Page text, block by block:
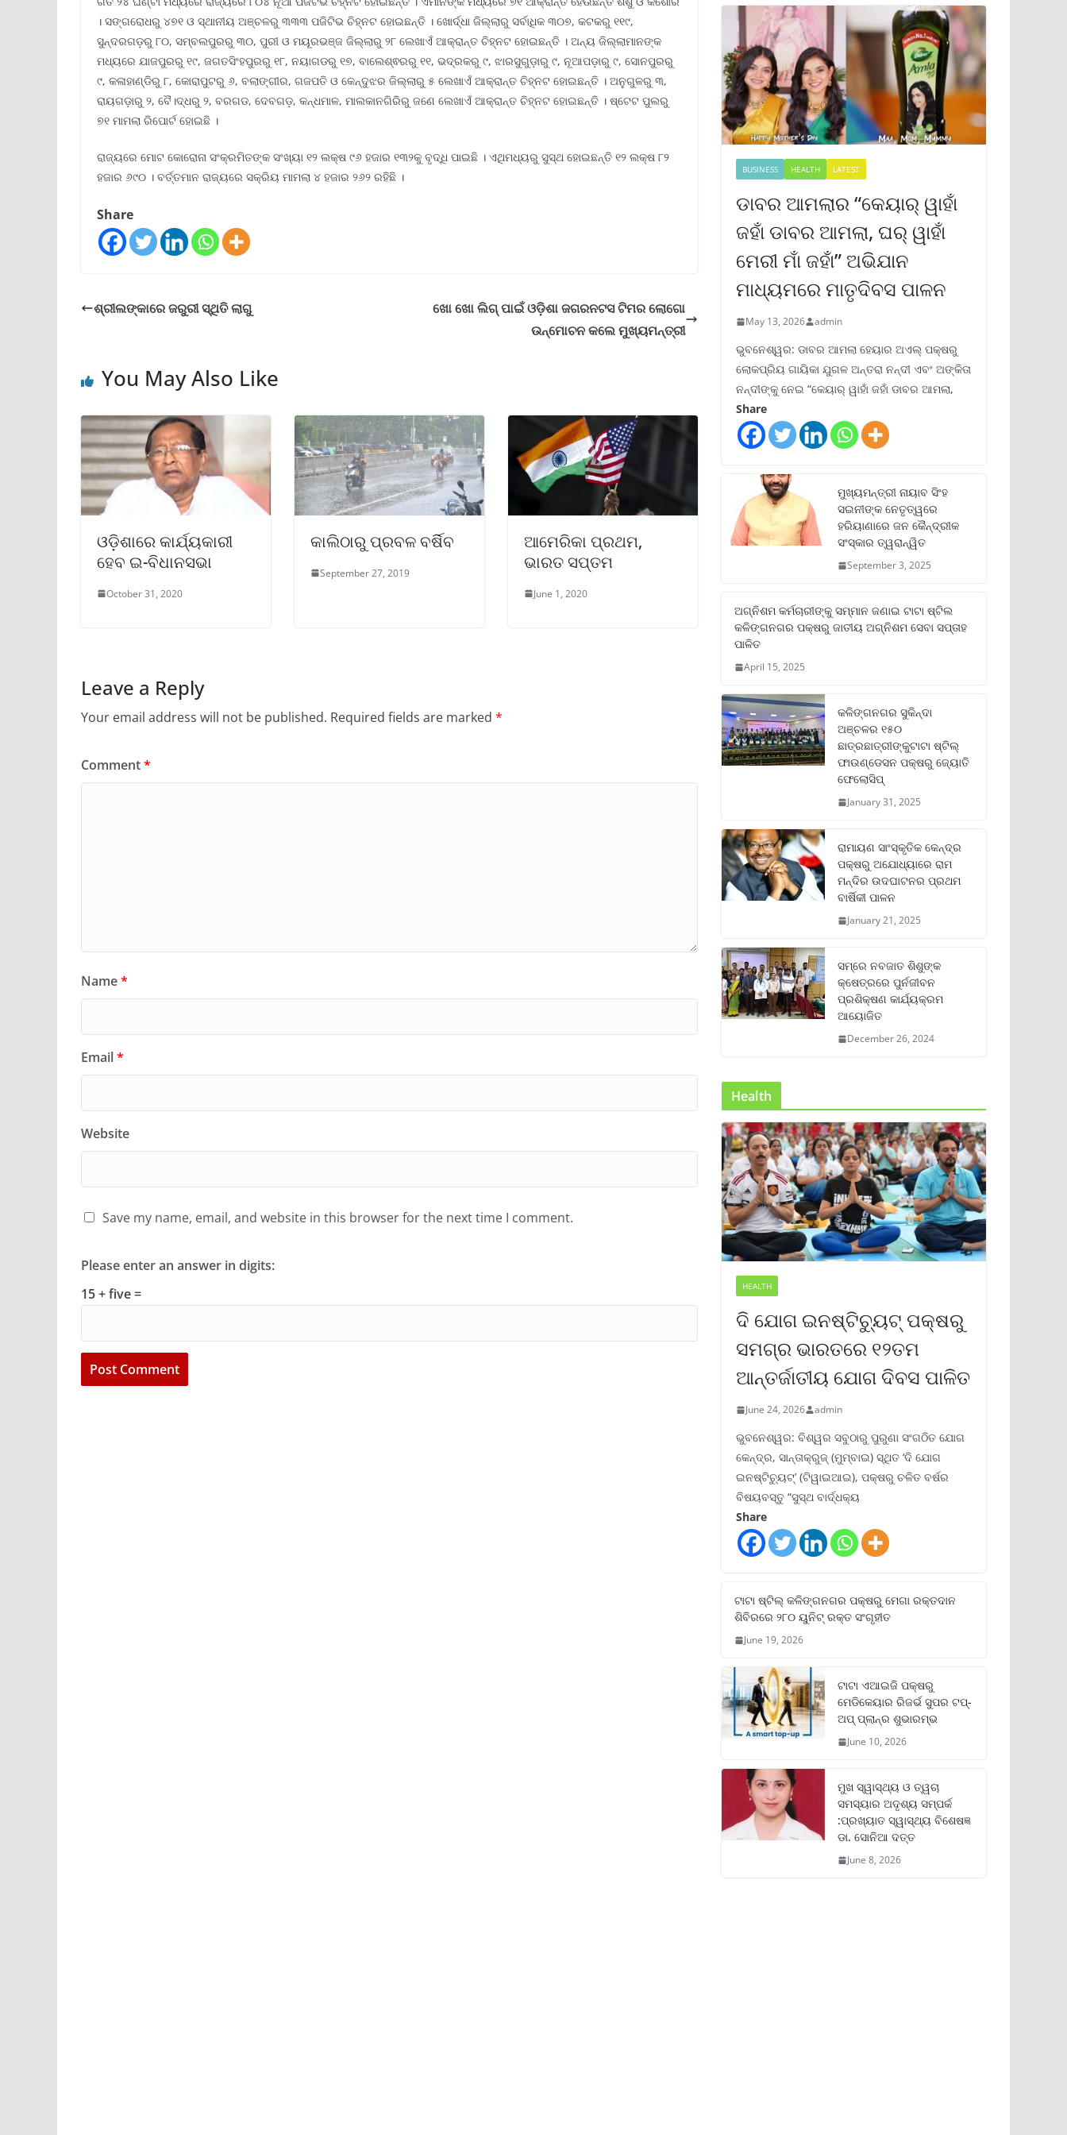
। ସଙ୍ଗରୋଧରୁ ୪୭୧ ଓ ସ୍ଥାନୀୟ ଅଞ୍ଚଳରୁ ୩୩୩ ପଜିଟିଭ ଚିହ୍ନଟ ହୋଇଛନ୍ତି । ଖୋର୍ଦ୍ଧା ଜିଲ୍ଲାରୁ ସର୍ବାଧିକ ୩୦୭, କଟକରୁ ୧୧୯,
ସୁନ୍ଦରଗଡ଼ରୁ ୮୦, ସମ୍ବଲପୁରରୁ ୩୦, ପୁରୀ ଓ ମୟୂରଭଞ୍ଜ ଜିଲ୍ଲାରୁ ୨୮ ଲେଖାଏଁ ଆକ୍ରାନ୍ତ ଚିହ୍ନଟ ହୋଇଛନ୍ତି । ଅନ୍ୟ ଜିଲ୍ଲାମାନଙ୍କ
ମଧ୍ୟରେ ଯାଜପୁରରୁ ୧୯, ଜଗତସିଂହପୁରରୁ ୧୮, ନୟାଗଡରୁ ୧୭, ବାଲେଶ୍ଵରରୁ ୧୧, ଭଦ୍ରକରୁ ୯, ଝାରସୁଗୁଡ଼ାରୁ ୯, ନୂଆପଡ଼ାରୁ ୯, ସୋନପୁରରୁ
୯, କଳାହାଣ୍ଡିରୁ ୮, କୋରାପୁଟରୁ ୬, ବଲାଙ୍ଗୀର, ଗଜପତି ଓ କେନ୍ଦୁଝର ଜିଲ୍ଲାରୁ ୫ ଲେଖାଏଁ ଆକ୍ରାନ୍ତ ଚିହ୍ନଟ ହୋଇଛନ୍ତି । ଅନୁଗୁଳରୁ ୩,
ରାୟଗଡ଼ାରୁ ୨, ବୈ।ଦ୍ଧରୁ ୨, ବରଗଡ, ଦେବଗଡ଼, କନ୍ଧମାଳ, ମାଲକାନଗିରିରୁ ଜଣେ ଲେଖାଏଁ ଆକ୍ରାନ୍ତ ଚିହ୍ନଟ ହୋଇଛନ୍ତି । ଷ୍ଟେଟ ପୁଲରୁ
୭୧ ମାମଲା ରିପୋର୍ଟ ହୋଇଛି ।
ରାଜ୍ୟରେ ମୋଟ କୋରୋନା ସଂକ୍ରମିତଙ୍କ ସଂଖ୍ୟା ୧୨ ଲକ୍ଷ ୯୬ ହଜାର ୧୩୨କୁ ବୃଦ୍ଧି ପାଇଛି । ଏଥିମଧ୍ୟରୁ ସୁସ୍ଥ ହୋଇଛନ୍ତି ୧୨ ଲକ୍ଷ ୮୨
ହଜାର ୬୯୦ । ବର୍ତ୍ତମାନ ରାଜ୍ୟରେ ସକ୍ରିୟ ମାମଲା ୪ ହଜାର ୨୬୨ ରହିଛି ।
Share
ଶ୍ରୀଲଙ୍କାରେ ଜରୁରୀ ସ୍ଥିତି ଲାଗୁ
ଖୋ ଖୋ ଲିଗ୍ ପାଇଁ ଓଡ଼ିଶା ଜଗରନଟସ ଟିମର ଲୋଗୋ
ଉନ୍ମୋଚନ କଲେ ମୁଖ୍ୟମନ୍ତ୍ରୀ
You May Also Like
ଓଡ଼ିଶାରେ କାର୍ଯ୍ୟକାରୀ
ହେବ ଇ-ବିଧାନସଭା
October 31, 2020
କାଲିଠାରୁ ପ୍ରବଳ ବର୍ଷିବ
September 27, 2019
ଆମେରିକା ପ୍ରଥମ,
ଭାରତ ସପ୍ତମ
June 1, 2020
Leave a Reply
Your email address will not be published. Required fields are marked *
Comment*
Name*
Email*
Website
Save my name, email, and website in this browser for the next time I comment.
Please enter an answer in digits:
15 + five =
BUSINESS HEALTH LATEST
ଡାବର ଆମଲାର “କେୟାର୍ ୱାହାଁ
ଜହାଁ ଡାବର ଆମଲା, ଘର୍ ୱାହାଁ
ମେରୀ ମାଁ ଜହାଁ” ଅଭିଯାନ
ମାଧ୍ୟମରେ ମାତୃଦିବସ ପାଳନ
May 13, 2026 admin
ଭୁବନେଶ୍ୱର: ଡାବର ଆମଲା ହେୟାର ଅଏଲ୍ ପକ୍ଷରୁ
ଲୋକପ୍ରିୟ ଗାୟିକା ଯୁଗଳ ଅନ୍ତରା ନନ୍ଦୀ ଏବଂ ଅଙ୍କିତା
ନନ୍ଦୀଙ୍କୁ ନେଇ “କେୟାର୍ ୱାହାଁ ଜହାଁ ଡାବର ଆମଲା,
Share
ମୁଖ୍ୟମନ୍ତ୍ରୀ ନାୟାବ ସିଂହ
ସଇନୀଙ୍କ ନେତୃତ୍ୱରେ
ହରିୟାଣାରେ ଜନ କୈନ୍ଦ୍ରୀକ
ସଂସ୍କାର ତ୍ୱରାନ୍ୱିତ
September 3, 2025
ଅଗ୍ନିଶମ କର୍ମଚାରୀଙ୍କୁ ସମ୍ମାନ ଜଣାଇ ଟାଟା ଷ୍ଟିଲ
କଳିଙ୍ଗନଗର ପକ୍ଷରୁ ଜାତୀୟ ଅଗ୍ନିଶମ ସେବା ସପ୍ତାହ
ପାଳିତ
April 15, 2025
କଳିଙ୍ଗନଗର ସୁକିନ୍ଦା
ଅଞ୍ଚଳର ୧୫୦
ଛାତ୍ରଛାତ୍ରୀଙ୍କୁଟାଟା ଷ୍ଟିଲ୍
ଫାଉଣ୍ଡେସନ ପକ୍ଷରୁ ଜ୍ୟୋତି
ଫେଲୋସିପ୍‌
January 31, 2025
ରାମାୟଣ ସାଂସ୍କୃତିକ କେନ୍ଦ୍ର
ପକ୍ଷରୁ ଅଯୋଧ୍ୟାରେ ରାମ
ମନ୍ଦିର ଉଦଘାଟନର ପ୍ରଥମ
ବାର୍ଷିକୀ ପାଳନ
January 21, 2025
ସମ୍‌ରେ ନବଜାତ ଶିଶୁଙ୍କ
କ୍ଷେତ୍ରରେ ପୁର୍ନଜୀବନ
ପ୍ରଶିକ୍ଷଣ କାର୍ଯ୍ୟକ୍ରମ
ଆୟୋଜିତ
December 26, 2024
Health
HEALTH
ଦି ଯୋଗ ଇନଷ୍ଟିଚ୍ୟୁଟ୍ ପକ୍ଷରୁ
ସମଗ୍ର ଭାରତରେ ୧୨ତମ
ଆନ୍ତର୍ଜାତୀୟ ଯୋଗ ଦିବସ ପାଳିତ
June 24, 2026 admin
ଭୁବନେଶ୍ୱର: ବିଶ୍ୱର ସବୁଠାରୁ ପୁରୁଣା ସଂଗଠିତ ଯୋଗ
କେନ୍ଦ୍ର, ସାନ୍ତାକ୍ରୁଜ୍ (ମୁମ୍ବାଇ) ସ୍ଥିତ ‘ଦି ଯୋଗ
ଇନଷ୍ଟିଚ୍ୟୁଟ୍‌’ (ଟିୱାଇଆଇ), ପକ୍ଷରୁ ଚଳିତ ବର୍ଷର
ବିଷୟବସ୍ତୁ “ସୁସ୍ଥ ବାର୍ଦ୍ଧକ୍ୟ
Share
ଟାଟା ଷ୍ଟିଲ୍‌ କଳିଙ୍ଗନଗର ପକ୍ଷରୁ ମେଗା ରକ୍ତଦାନ
ଶିବିରରେ ୨୮୦ ୟୁନିଟ୍‌ ରକ୍ତ ସଂଗୃହୀତ
June 19, 2026
ଟାଟା ଏଆଇଜି ପକ୍ଷରୁ
ମେଡିକେୟାର ରିଜର୍ଭ ସୁପର ଟପ୍‌-
ଅପ୍ ପ୍ଲାନ୍‌ର ଶୁଭାରମ୍ଭ
June 10, 2026
ମୁଖ ସ୍ୱାସ୍ଥ୍ୟ ଓ ତ୍ୱଚା
ସମସ୍ୟାର ଅଦୃଶ୍ୟ ସମ୍ପର୍କ
:ପ୍ରଖ୍ୟାତ ସ୍ୱାସ୍ଥ୍ୟ ବିଶେଷଜ୍ଞ
ଡା. ସୋନିଆ ଦତ୍ତ
June 8, 2026